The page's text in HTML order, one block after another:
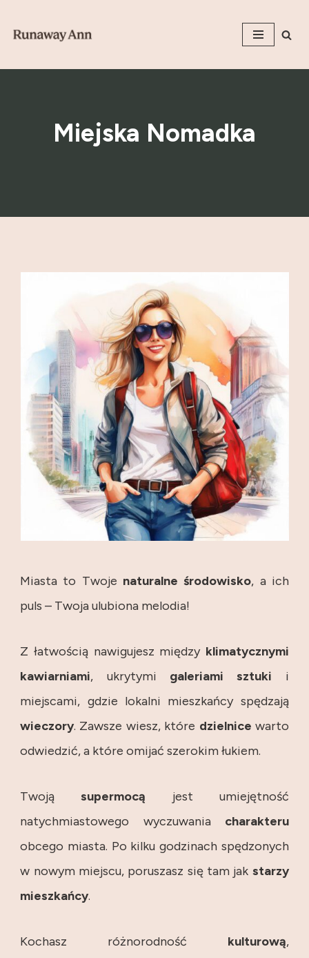
Przejdź
do
Miejska Nomadka
Miasta to Twoje naturalne środowisko, a ich
puls – Twoja ulubiona melodia!
Z łatwością nawigujesz między klimatycznymi
kawiarniami, ukrytymi galeriami sztuki i
miejscami, gdzie lokalni mieszkańcy spędzają
wieczory. Zawsze wiesz, które dzielnice warto
odwiedzić, a które omijać szerokim łukiem.
Twojąsupermocą jest umiejętność
natychmiastowego wyczuwania charakteru
obcego miasta. Po kilku godzinach spędzonych
w nowym miejscu, poruszasz się tam jak starzy
mieszkańcy.
Kochasz różnorodność kulturową,